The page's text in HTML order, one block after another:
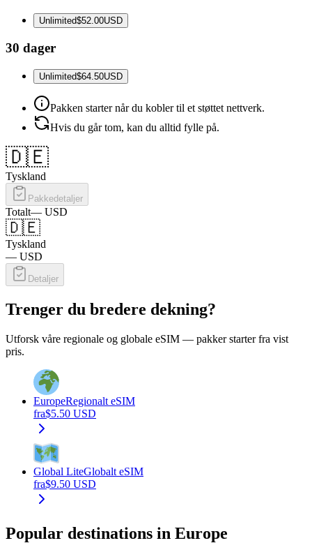
Unlimited$52.00USD
30 dager
Unlimited$64.50USD
Pakken starter når du kobler til et støttet nettverk.
Hvis du går tom, kan du alltid fylle på.
🇩🇪
Tyskland
Pakkedetaljer
Totalt— USD
🇩🇪
Tyskland
— USD
Detaljer
Trenger du bredere dekning?
Utforsk våre regionale og globale eSIM — pakker starter fra vist
pris.
EuropeRegionalt eSIM
fra$5.50 USD
Global LiteGlobalt eSIM
fra$9.50 USD
Popular destinations in Europe